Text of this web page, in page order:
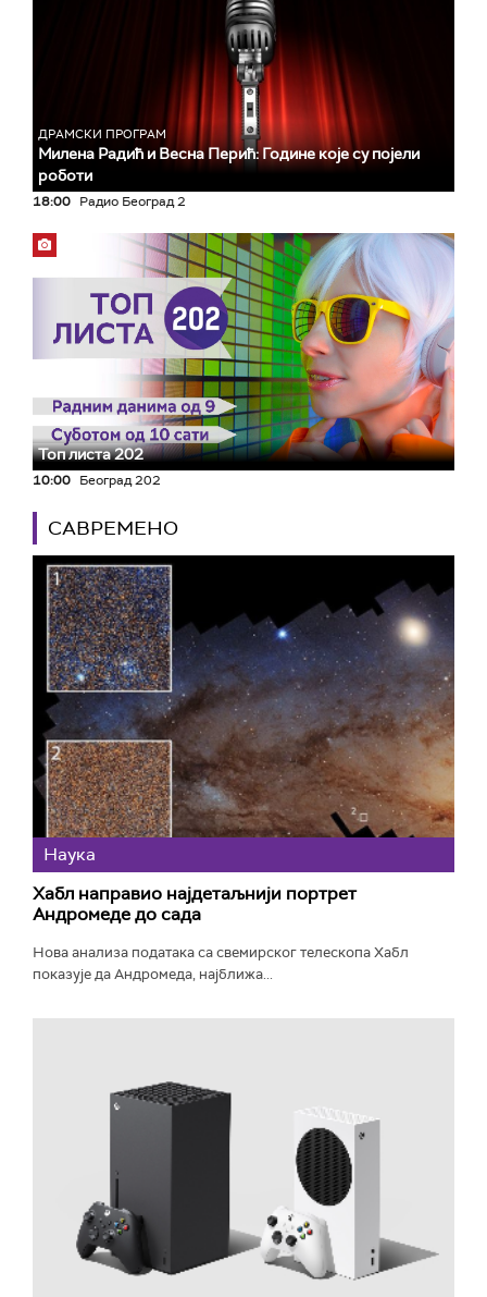
ДРАМСКИ ПРОГРАМ
Милена Радић и Весна Перић: Године које су појели
роботи
18:00 Радио Београд 2
Топ листа 202
10:00 Београд 202
САВРЕМЕНО
Наука
Хабл направио најдетаљнији портрет
Андромеде до сада
Нова анализа података са свемирског телескопа Хабл
показује да Андромеда, најближа...